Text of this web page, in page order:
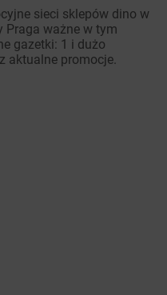
sieci sklepów dino w
Praga ważne w tym
gazetki: 1 i dużo
aktualne promocje.